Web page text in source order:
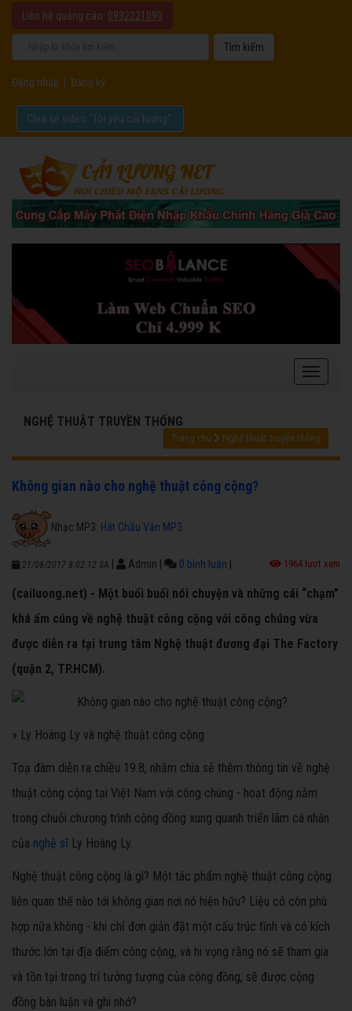
Liên hệ quảng cáo: 0932221090
Đăng nhập Đăng ký
Chia sẻ video "Tôi yêu cải lương".
NGHỆ THUẬT TRUYỀN THỐNG
Trang chủ Nghệ thuật truyền thống
Không gian nào cho nghệ thuật công cộng?
Nhạc MP3: Hát Chầu Văn MP3
21/08/2017 8:02:12 SA Admin 0 bình luận 1964 lượt xem
(cailuong.net) - Một buổi buổi nói chuyện và những cái “chạm”
khá ấm cúng về nghệ thuật công cộng với công chúng vừa
được diễn ra tại trung tâm Nghệ thuật đương đại The Factory
(quận 2, TP.HCM).
» Ly Hoàng Ly và nghệ thuật công cộng
Toạ đàm diễn ra chiều 19.8, nhằm chia sẻ thêm thông tin về nghệ
thuật công cộng tại Việt Nam với công chúng - hoạt động nằm
trong chuỗi chương trình cộng đồng xung quanh triển lãm cá nhân
của nghệ sĩ Ly Hoàng Ly.
Nghệ thuật công cộng là gì? Một tác phẩm nghệ thuật công cộng
liên quan thế nào tới không gian nơi nó hiện hữu? Liệu có còn phù
hợp nữa không - khi chỉ đơn giản đặt một cấu trúc tĩnh và có kích
thước lớn tại địa điểm công cộng, và hi vọng rằng nó sẽ tham gia
và tồn tại trong trí tưởng tượng của cộng đồng, sẽ được cộng
đồng bàn luận và ghi nhớ?